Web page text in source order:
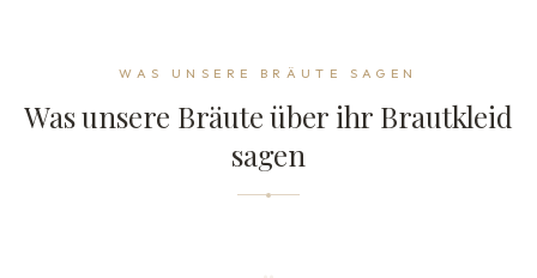
WAS UNSERE BRÄUTE SAGEN
Was unsere Bräute über ihr Brautkleid
sagen